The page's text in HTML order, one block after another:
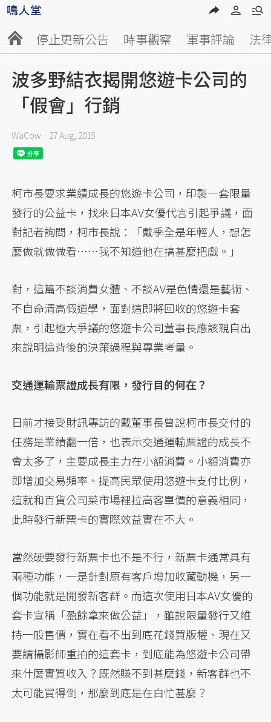
停止更新公告 時事觀察 軍事評論 法
波多野結衣揭開悠遊卡公司的
「假會」行銷
WaCow 27 Aug, 2015
柯市長要求業績成長的悠遊卡公司，印製一套限量
發行的公益卡，找來日本AV女優代言引起爭議，面
對記者詢問，柯市長說：「戴季全是年輕人，想怎
麼做就做做看……我不知道他在搞甚麼把戲。」
對，這篇不談消費女體、不談AV是色情還是藝術、
不自命清高假道學，面對這即將回收的悠遊卡套
票，引起極大爭議的悠遊卡公司董事長應該親自出
來說明這背後的決策過程與專業考量。
交通運輸票證成長有限，發行目的何在？
日前才接受財訊專訪的戴董事長曾說柯市長交付的
任務是業績翻一倍，也表示交通運輸票證的成長不
會太多了，主要成長主力在小額消費。小額消費亦
即增加交易頻率、提高民眾使用悠遊卡支付比例，
這就和百貨公司菜市場裡拉高客單價的意義相同，
此時發行新票卡的實際效益實在不大。
當然硬要發行新票卡也不是不行，新票卡通常具有
兩種功能，一是針對原有客戶增加收藏動機，另一
個功能就是開發新客群。而這次使用日本AV女優的
套卡宣稱「盈餘拿來做公益」，雖說限量發行又維
持一般售價，實在看不出到底花錢買版權、現在又
要請攝影師重拍的這套卡，到底能為悠遊卡公司帶
來什麼實質收入？既然賺不到甚麼錢，新客群也不
太可能買得倒，那麼到底是在白忙甚麼？